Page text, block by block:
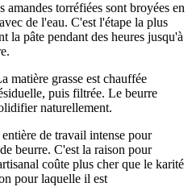
amandes torréfiées sont broyées en
de l'eau. C'est l'étape la plus
pâte pendant des heures jusqu'à
matière grasse est chauffée
puis filtrée. Le beurre
naturellement.
de travail intense pour
beurre. C'est la raison pour
coûte plus cher que le karité
pour laquelle il est